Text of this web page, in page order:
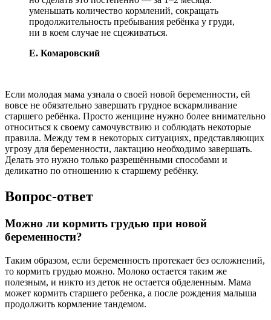
уменьшать количество кормлений, сокращать
продолжительность пребывания ребёнка у груди,
ни в коем случае не сцеживаться.
Е. Комаровский
Если молодая мама узнала о своей новой беременности, ей
вовсе не обязательно завершать грудное вскармливание
старшего ребёнка. Просто женщине нужно более внимательно
относиться к своему самочувствию и соблюдать некоторые
правила. Между тем в некоторых ситуациях, представляющих
угрозу для беременности, лактацию необходимо завершать.
Делать это нужно только разрешёнными способами и
деликатно по отношению к старшему ребёнку.
Вопрос-ответ
Можно ли кормить грудью при новой
беременности?
Таким образом, если беременность протекает без осложнений,
то кормить грудью можно. Молоко остается таким же
полезным, и никто из деток не остается обделенным. Мама
может кормить старшего ребенка, а после рождения малыша
продолжить кормление тандемом.